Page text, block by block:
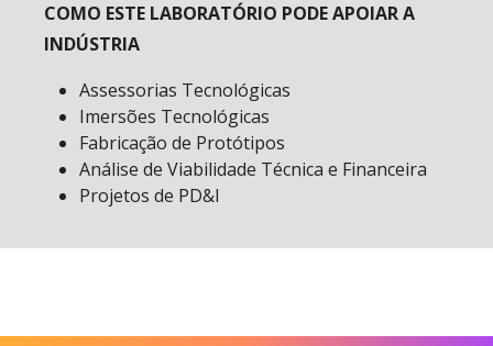
COMO ESTE LABORATÓRIO PODE APOIAR A
INDÚSTRIA
Assessorias Tecnológicas
Imersões Tecnológicas
Fabricação de Protótipos
Análise de Viabilidade Técnica e Financeira
Projetos de PD&I